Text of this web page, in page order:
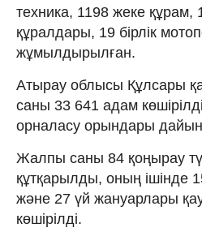
техника, 1198 жеке құрам,
құралдары, 19 бірлік
жұмылдырылған.
Атырау облысы Құлсары
саны 33 641 адам
орналасу орындары
Жалпы саны 84 қоңырау
құтқарылды, оның ішінде
және 27 үй жануарлары
көшірілді.